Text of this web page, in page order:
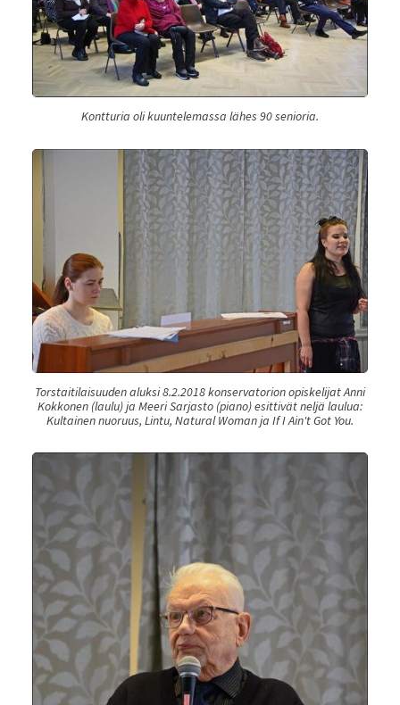
Kontturia oli kuuntelemassa lähes 90 senioria.
Torstaitilaisuuden aluksi 8.2.2018 konservatorion opiskelijat Anni
Kokkonen (laulu) ja Meeri Sarjasto (piano) esittivät neljä laulua:
Kultainen nuoruus, Lintu, Natural Woman ja If I Ain't Got You.